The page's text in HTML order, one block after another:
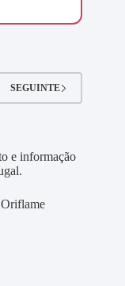
SEGUINTE
e informação